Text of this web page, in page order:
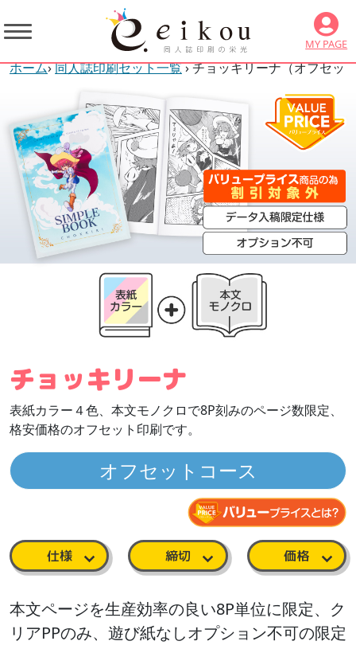
MY PAGE
ホーム›同人誌印刷セット一覧› チョッキリーナ（オフセッ
チョッキリーナ
表紙カラー４色、本文モノクロで8P刻みのページ数限定、
格安価格のオフセット印刷です。
オフセットコース
仕様 締切 価格
本文ページを生産効率の良い8P単位に限定、ク
リアPPのみ、遊び紙なしオプション不可の限定